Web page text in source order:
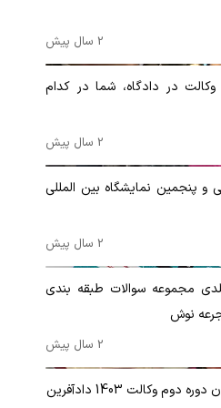
2 سال پیش
وکالت در دادگاه، شما در کدام
2 سال پیش
و پنجمین نمایشگاه بین المللی
2 سال پیش
مجموعه سوالات طبقه بندی
نوش
2 سال پیش
وکالت 1403 دادآفرین